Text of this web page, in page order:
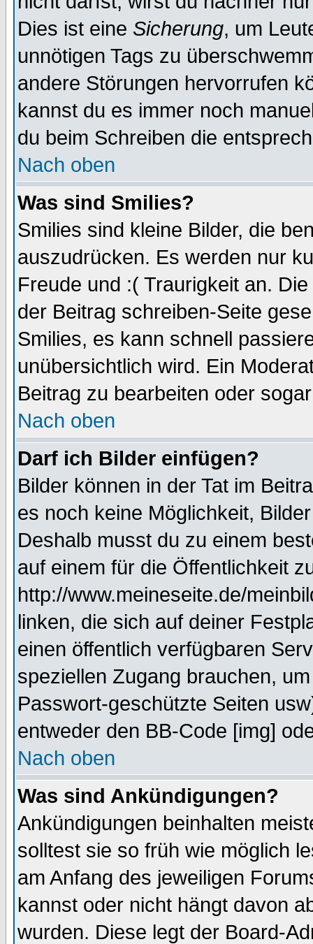
Dies ist eine Sicherung, um
unnötigen Tags zu
andere Störungen hervorrufen
kannst du es immer noch
du beim Schreiben die
Nach oben
Was sind Smilies?
Smilies sind kleine Bilder, die
auszudrücken. Es werden nur
Freude und :( Traurigkeit an.
der Beitrag schreiben-Seite
Smilies, es kann schnell
unübersichtlich wird. Ein
Beitrag zu bearbeiten oder
Nach oben
Darf ich Bilder einfügen?
Bilder können in der Tat im
es noch keine Möglichkeit,
Deshalb musst du zu einem
auf einem für die Öffentlichkeit
http://www.meineseite.de/
linken, die sich auf deiner
einen öffentlich verfügbaren
speziellen Zugang brauchen,
Passwort-geschützte Seiten
entweder den BB-Code [img]
Nach oben
Was sind Ankündigungen?
Ankündigungen beinhalten
solltest sie so früh wie möglich
am Anfang des jeweiligen
kannst oder nicht hängt davon
wurden. Diese legt der Board-